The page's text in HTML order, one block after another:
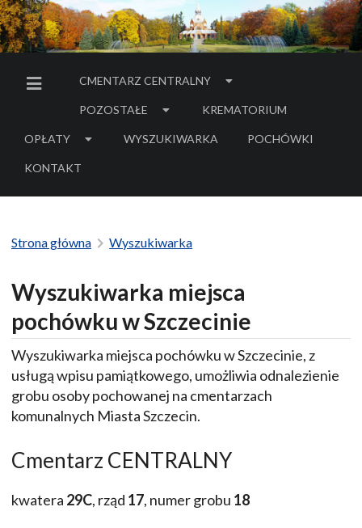
MENU BOCZNE
CMENTARZ CENTRALNY
POZOSTAŁE KREMATORIUM
OPŁATY WYSZUKIWARKA POCHÓWKI
- LINK DO SERWISU
KONTAKT
Strona główna Wyszukiwarka
Wyszukiwarka miejsca
pochówku w Szczecinie
Wyszukiwarka miejsca pochówku w Szczecinie, z
usługą wpisu pamiątkowego, umożliwia odnalezienie
grobu osoby pochowanej na cmentarzach
komunalnych Miasta Szczecin.
Cmentarz CENTRALNY
kwatera 29C, rząd 17, numer grobu 18